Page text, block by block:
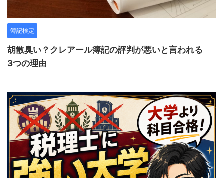
簿記検定
胡散臭い？クレアール簿記の評判が悪いと言われる
3つの理由